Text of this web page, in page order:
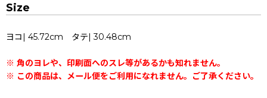
Size
ヨコ| 45.72cm タテ| 30.48cm
※ 角のヨレや、印刷面へのスレ等があるかも知れません。
※ この商品は、メール便をご利用になれません。ご了承ください。